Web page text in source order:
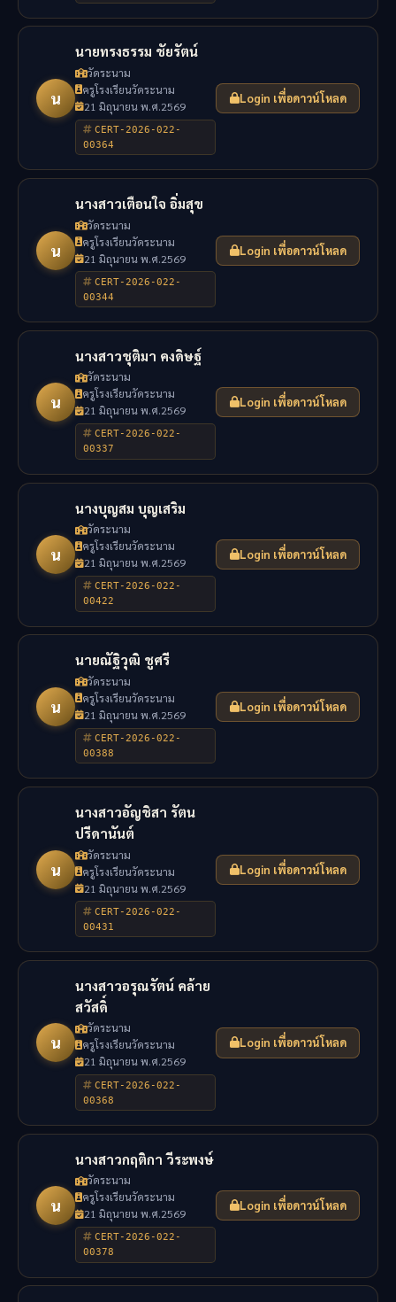
น
นายทรงธรรม ชัยรัตน์
วัดระนาม
ครูโรงเรียนวัดระนาม
21 มิถุนายน พ.ศ.2569
CERT-2026-022-
00364
Login เพื่อดาวน์โหลด
น
นางสาวเตือนใจ อิ่มสุข
วัดระนาม
ครูโรงเรียนวัดระนาม
21 มิถุนายน พ.ศ.2569
CERT-2026-022-
00344
Login เพื่อดาวน์โหลด
น
นางสาวชุติมา คงดิษฐ์
วัดระนาม
ครูโรงเรียนวัดระนาม
21 มิถุนายน พ.ศ.2569
CERT-2026-022-
00337
Login เพื่อดาวน์โหลด
น
นางบุญสม บุญเสริม
วัดระนาม
ครูโรงเรียนวัดระนาม
21 มิถุนายน พ.ศ.2569
CERT-2026-022-
00422
Login เพื่อดาวน์โหลด
น
นายณัฐิวุฒิ ชูศรี
วัดระนาม
ครูโรงเรียนวัดระนาม
21 มิถุนายน พ.ศ.2569
CERT-2026-022-
00388
Login เพื่อดาวน์โหลด
น
นางสาวอัญชิสา รัตน
ปรีดานันต์
วัดระนาม
ครูโรงเรียนวัดระนาม
21 มิถุนายน พ.ศ.2569
CERT-2026-022-
00431
Login เพื่อดาวน์โหลด
น
นางสาวอรุณรัตน์ คล้าย
สวัสดิ์
วัดระนาม
ครูโรงเรียนวัดระนาม
21 มิถุนายน พ.ศ.2569
CERT-2026-022-
00368
Login เพื่อดาวน์โหลด
น
นางสาวกฤติกา วีระพงษ์
วัดระนาม
ครูโรงเรียนวัดระนาม
21 มิถุนายน พ.ศ.2569
CERT-2026-022-
00378
Login เพื่อดาวน์โหลด